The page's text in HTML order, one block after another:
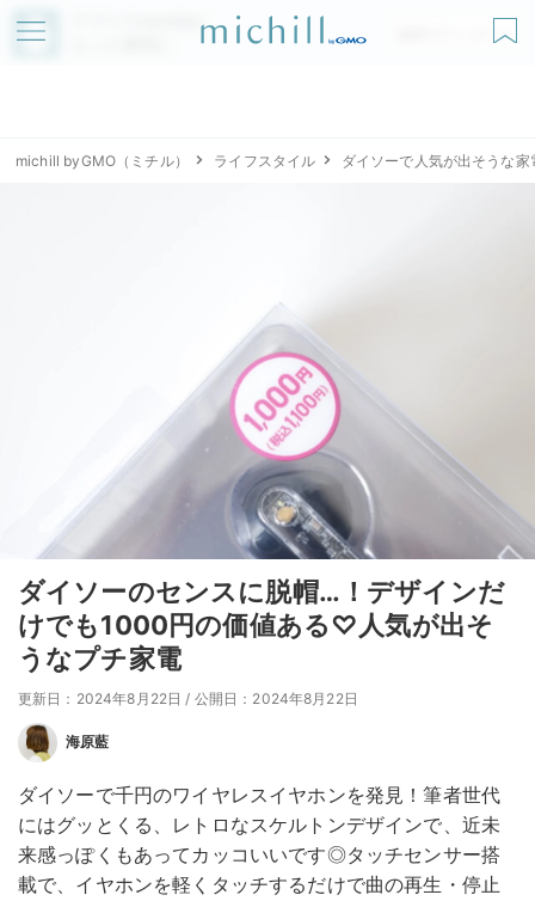
アプリでmichillが
無料ダウンロード
michill byGMO（ミチル） ライフスタイル ダイソーで人気が出そうな家
ダイソーのセンスに脱帽…！デザインだ
けでも1000円の価値ある♡人気が出そ
うなプチ家電
更新日：2024年8月22日 / 公開日：2024年8月22日
海原藍
ダイソーで千円のワイヤレスイヤホンを発見！筆者世代
にはグッとくる、レトロなスケルトンデザインで、近未
来感っぽくもあってカッコいいです◎タッチセンサー搭
載で、イヤホンを軽くタッチするだけで曲の再生・停止